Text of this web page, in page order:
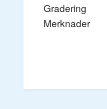
Gradering
Merknader